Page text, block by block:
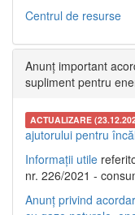
Centrul de resurse
Anunț important
supliment pentru
ACTUALIZARE
ajutorului pentru
Informații utile
nr. 226/2021 -
Anunț privind